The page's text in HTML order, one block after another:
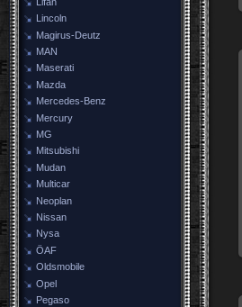
Lincoln
Magirus-Deutz
MAN
Maserati
Mazda
Mercedes-Benz
Mercury
MG
Mitsubishi
Mudan
Multicar
Neoplan
Nissan
Nysa
ÖAF
Oldsmobile
Opel
Pegaso